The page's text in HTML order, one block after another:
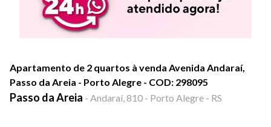
Apartamento de 2 quartos à venda Avenida Andaraí,
Passo da Areia - Porto Alegre - COD: 298095
Passo da Areia - Andaraí, 810 - Porto Alegre - RS